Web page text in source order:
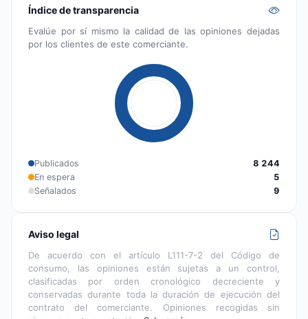
Índice de transparencia
Evalúe por sí mismo la calidad de las opiniones dejadas
por los clientes de este comerciante.
Publicados
8 244
En espera
5
Señalados
9
Aviso legal
De acuerdo con el artículo L111-7-2 del Código de
consumo, las opiniones están sujetas a un control,
clasificadas por orden cronológico decreciente y
conservadas durante toda la duración de ejecución del
contrato del comerciante. Opiniones recogidas sin